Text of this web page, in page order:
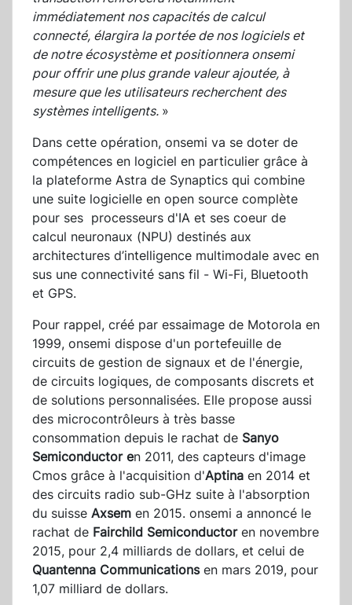
immédiatement nos capacités de calcul
connecté, élargira la portée de nos logiciels et
de notre écosystème et positionnera onsemi
pour offrir une plus grande valeur ajoutée, à
mesure que les utilisateurs recherchent des
systèmes intelligents. »
Dans cette opération, onsemi va se doter de
compétences en logiciel en particulier grâce à
la plateforme Astra de Synaptics qui combine
une suite logicielle en open source complète
pour ses processeurs d'IA et ses coeur de
calcul neuronaux (NPU) destinés aux
architectures d’intelligence multimodale avec en
sus une connectivité sans fil - Wi-Fi, Bluetooth
et GPS.
Pour rappel, créé par essaimage de Motorola en
1999, onsemi dispose d'un portefeuille de
circuits de gestion de signaux et de l'énergie,
de circuits logiques, de composants discrets et
de solutions personnalisées. Elle propose aussi
des microcontrôleurs à très basse
consommation depuis le rachat de Sanyo
Semiconductor en 2011, des capteurs d'image
Cmos grâce à l'acquisition d'Aptina en 2014 et
des circuits radio sub-GHz suite à l'absorption
du suisse Axsem en 2015. onsemi a annoncé le
rachat de Fairchild Semiconductor en novembre
2015, pour 2,4 milliards de dollars, et celui de
Quantenna Communicationsen mars 2019, pour
1,07 milliard de dollars.